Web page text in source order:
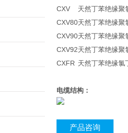
CXV
天然丁苯绝缘聚
CXV80天然丁苯绝缘聚
CXV90天然丁苯绝缘聚
CXV92天然丁苯绝缘聚
CXFR 天然丁苯绝缘氯
电缆结构：
产品咨询